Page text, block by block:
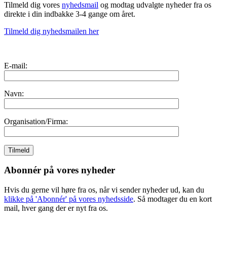
Tilmeld dig vores nyhedsmail og modtag udvalgte nyheder fra os
direkte i din indbakke 3-4 gange om året.
Tilmeld dig nyhedsmailen her
E-mail:
Navn:
Organisation/Firma:
Abonnér på vores nyheder
Hvis du gerne vil høre fra os, når vi sender nyheder ud, kan du
klikke på 'Abonnér' på vores nyhedsside. Så modtager du en kort
mail, hver gang der er nyt fra os.